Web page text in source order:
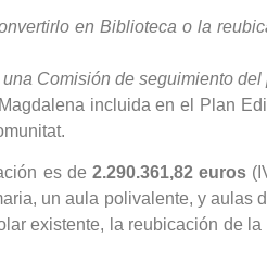
en Biblioteca o la
Comisión de seguimiento del
incluida en el Plan
es de2.290.361,82 euros
un aula polivalente, y aulas
existente, la reubicación de